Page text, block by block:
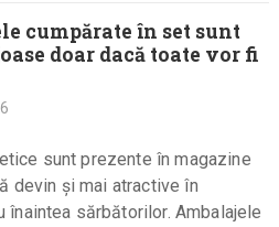
cumpărate în set sunt
doar dacă toate vor fi
sunt prezente în magazine
devin și mai atractive în
înaintea sărbătorilor. Ambalajele